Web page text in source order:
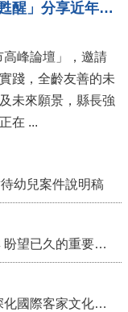
苗栗縣長鍾東錦受邀演講 「苗栗甦醒」分享近年轉變
峰論壇」，邀請
踐，全齡友善的未
未來願景，縣長強
調，苗栗是一個正在開發、正在醒來、正在 ...
幼兒案件說明稿
行政院核定西拉雅族為平埔原住民族群 盼望已久的重要時刻到來！8月13日起受理民族成員名冊登記
苗栗客家青少年訪問團前進馬來西亞 深化國際客家文化交流